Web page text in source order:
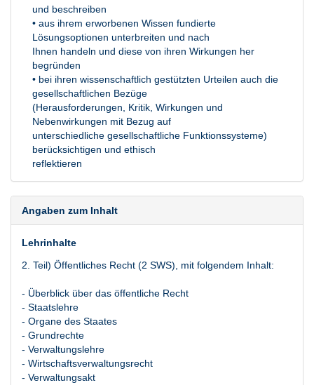
und beschreiben
• aus ihrem erworbenen Wissen fundierte
Lösungsoptionen unterbreiten und nach
Ihnen handeln und diese von ihren Wirkungen her
begründen
• bei ihren wissenschaftlich gestützten Urteilen auch die
gesellschaftlichen Bezüge
(Herausforderungen, Kritik, Wirkungen und
Nebenwirkungen mit Bezug auf
unterschiedliche gesellschaftliche Funktionssysteme)
berücksichtigen und ethisch
reflektieren
Angaben zum Inhalt
Lehrinhalte
2. Teil) Öffentliches Recht (2 SWS), mit folgendem Inhalt:
- Überblick über das öffentliche Recht
- Staatslehre
- Organe des Staates
- Grundrechte
- Verwaltungslehre
- Wirtschaftsverwaltungsrecht
- Verwaltungsakt